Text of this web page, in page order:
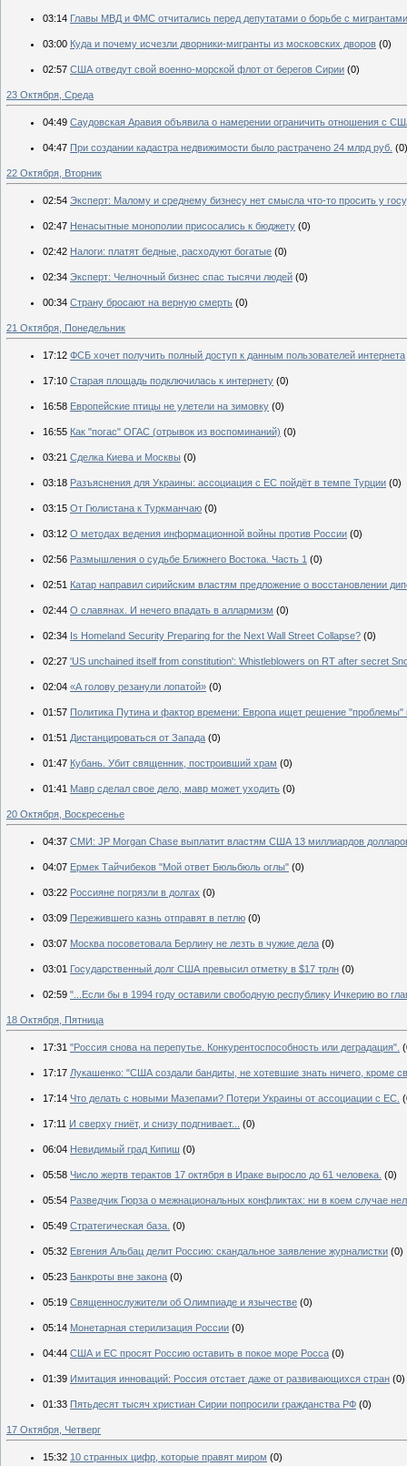
03:14 Главы МВД и ФМС отчитались перед депутатами о борьбе с
03:00 Куда и почему исчезли дворники-мигранты из московских дворов (0)
02:57 США отведут свой военно-морской флот от берегов Сирии (0)
23 Октября, Среда
04:49 Саудовская Аравия объявила о намерении ограничить отношения с
04:47 При создании кадастра недвижимости было растрачено 24 млрд руб. (0)
22 Октября, Вторник
02:54 Эксперт: Малому и среднему бизнесу нет смысла что-то просить у
02:47 Ненасытные монополии присосались к бюджету (0)
02:42 Налоги: платят бедные, расходуют богатые (0)
02:34 Эксперт: Челночный бизнес спас тысячи людей (0)
00:34 Страну бросают на верную смерть (0)
21 Октября, Понедельник
17:12 ФСБ хочет получить полный доступ к данным пользователей интернета
17:10 Старая площадь подключилась к интернету (0)
16:58 Европейские птицы не улетели на зимовку (0)
16:55 Как "погас" ОГАС (отрывок из воспоминаний) (0)
03:21 Сделка Киева и Москвы (0)
03:18 Разъяснения для Украины: ассоциация с ЕС пойдёт в темпе Турции (0)
03:15 От Гюлистана к Туркманчаю (0)
03:12 О методах ведения информационной войны против России (0)
02:56 Размышления о судьбе Ближнего Востока. Часть 1 (0)
02:51 Катар направил сирийским властям предложение о восстановлении
02:44 О славянах. И нечего впадать в аллармизм (0)
02:34 Is Homeland Security Preparing for the Next Wall Street Collapse? (0)
02:27 'US unchained itself from constitution': Whistleblowers on RT after secret
02:04 «А голову резанули лопатой» (0)
01:57 Политика Путина и фактор времени: Европа ищет решение "проблемы"
01:51 Дистанцироваться от Запада (0)
01:47 Кубань. Убит священник, построивший храм (0)
01:41 Мавр сделал свое дело, мавр может уходить (0)
20 Октября, Воскресенье
04:37 СМИ: JP Morgan Chase выплатит властям США 13 миллиардов
04:07 Ермек Тайчибеков "Мой ответ Бюльбюль оглы" (0)
03:22 Россияне погрязли в долгах (0)
03:09 Пережившего казнь отправят в петлю (0)
03:07 Москва посоветовала Берлину не лезть в чужие дела (0)
03:01 Государственный долг США превысил отметку в $17 трлн (0)
02:59 "...Если бы в 1994 году оставили свободную республику Ичкерию во
18 Октября, Пятница
17:31 "Россия снова на перепутье. Конкурентоспособность или деградация".
17:17 Лукашенко: "США создали бандиты, не хотевшие знать ничего, кроме
17:14 Что делать с новыми Мазепами? Потери Украины от ассоциации с ЕС.
17:11 И сверху гниёт, и снизу подгнивает... (0)
06:04 Невидимый град Кипиш (0)
05:58 Число жертв терактов 17 октября в Ираке выросло до 61 человека. (0)
05:54 Разведчик Гюрза о межнациональных конфликтах: ни в коем случае
05:49 Стратегическая база. (0)
05:32 Евгения Альбац делит Россию: скандальное заявление журналистки (0)
05:23 Банкроты вне закона (0)
05:19 Священнослужители об Олимпиаде и язычестве (0)
05:14 Монетарная стерилизация России (0)
04:44 США и ЕС просят Россию оставить в покое море Росса (0)
01:39 Имитация инноваций: Россия отстает даже от развивающихся стран (0)
01:33 Пятьдесят тысяч христиан Сирии попросили гражданства РФ (0)
17 Октября, Четверг
15:32 10 странных цифр, которые правят миром (0)